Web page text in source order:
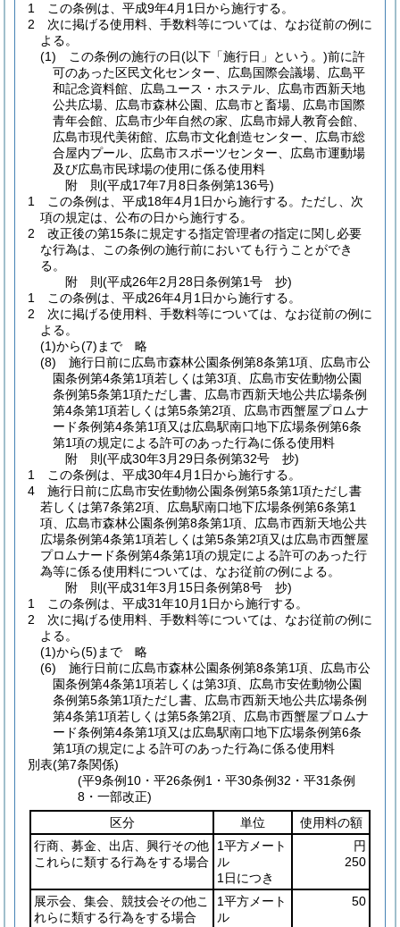
1
この条例は、平成9年4月1日から施行する。
2
次に掲げる使用料、手数料等については、なお従前の例に
よる。
(1)
この条例の施行の日(以下「施行日」という。)前に許
可のあった区民文化センター、広島国際会議場、広島平
和記念資料館、広島ユース・ホステル、広島市西新天地
公共広場、広島市森林公園、広島市と畜場、広島市国際
青年会館、広島市少年自然の家、広島市婦人教育会館、
広島市現代美術館、広島市文化創造センター、広島市総
合屋内プール、広島市スポーツセンター、広島市運動場
及び広島市民球場の使用に係る使用料
附 則(平成17年7月8日条例第136号)
1
この条例は、平成18年4月1日から施行する。 ただし、次
項の規定は、公布の日から施行する。
2
改正後の第15条に規定する指定管理者の指定に関し必要
な行為は、この条例の施行前においても行うことができ
る。
附 則(平成26年2月28日条例第1号 抄)
1
この条例は、平成26年4月1日から施行する。
2
次に掲げる使用料、手数料等については、なお従前の例に
よる。
(1)から(7)まで
略
(8)
施行日前に広島市森林公園条例第8条第1項、広島市公
園条例第4条第1項若しくは第3項、広島市安佐動物公園
条例第5条第1項ただし書、広島市西新天地公共広場条例
第4条第1項若しくは第5条第2項、広島市西蟹屋プロムナ
ード条例第4条第1項又は広島駅南口地下広場条例第6条
第1項の規定による許可のあった行為に係る使用料
附 則(平成30年3月29日条例第32号 抄)
1
この条例は、平成30年4月1日から施行する。
4
施行日前に広島市安佐動物公園条例第5条第1項ただし書
若しくは第7条第2項、広島駅南口地下広場条例第6条第1
項、広島市森林公園条例第8条第1項、広島市西新天地公共
広場条例第4条第1項若しくは第5条第2項又は広島市西蟹屋
プロムナード条例第4条第1項の規定による許可のあった行
為等に係る使用料については、なお従前の例による。
附 則(平成31年3月15日条例第8号 抄)
1
この条例は、平成31年10月1日から施行する。
2
次に掲げる使用料、手数料等については、なお従前の例に
よる。
(1)から(5)まで
略
(6)
施行日前に広島市森林公園条例第8条第1項、広島市公
園条例第4条第1項若しくは第3項、広島市安佐動物公園
条例第5条第1項ただし書、広島市西新天地公共広場条例
第4条第1項若しくは第5条第2項、広島市西蟹屋プロムナ
ード条例第4条第1項又は広島駅南口地下広場条例第6条
第1項の規定による許可のあった行為に係る使用料
別表(第7条関係)
(平9条例10・平26条例1・平30条例32・平31条例
8・一部改正)
区分
単位
使用料の額
行商、募金、出店、興行その他
これらに類する行為をする場合
1平方メート
ル
1日につき
円
250
展示会、集会、競技会その他こ
れらに類する行為をする場合
1平方メート
ル
50